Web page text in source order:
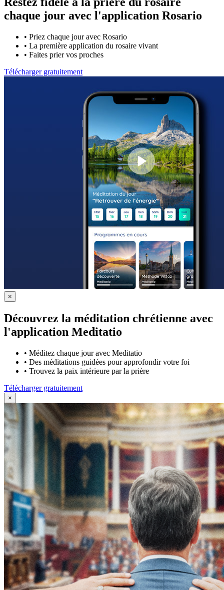
chaque jour avec l'application Rosario
• Priez chaque jour avec Rosario
• La première application du rosaire vivant
• Faites prier vos proches
Télécharger gratuitement
×
Découvrez la méditation chrétienne avec
l'application Meditatio
• Méditez chaque jour avec Meditatio
• Des méditations guidées pour approfondir votre foi
• Trouvez la paix intérieure par la prière
Télécharger gratuitement
×